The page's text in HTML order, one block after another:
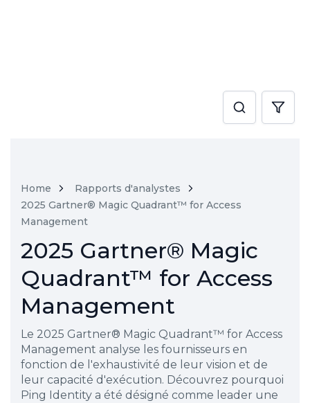
Home
Rapports d'analystes
2025 Gartner® Magic Quadrant™ for Access
Management
2025 Gartner® Magic
Quadrant™ for Access
Management
Le 2025 Gartner® Magic Quadrant™ for Access
Management analyse les fournisseurs en
fonction de l'exhaustivité de leur vision et de
leur capacité d'exécution. Découvrez pourquoi
Ping Identity a été désigné comme leader une